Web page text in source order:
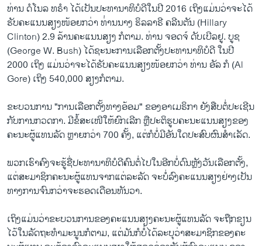
ທ່ານ ດໍໂນລ ທຣໍາ ໄດ້ເປັນປະທານາທິບໍດີໃນປີ 2016 ເຖິງແມ່ນວ່າຈະໄດ້
ຮັບຄະແນນສຽງໜ້ອຍກວ່າ ທ່່ານນາງ ຮິລລາຣີ ຄລີນຕັນ (Hillary
Clinton) 2.9 ລ້ານຄະແນນສຽງ ກໍຕາມ. ທ່ານ ຈອດຈ໌ ດັບເບີລຢູ. ບູຊ
(George W. Bush) ໄດ້ຊະນະການເລືອກຕັ້ງປະທານາທິບໍດີ ໃນປີ
2000 ເຖິງ ແມ່ນວ່າຈະໄດ້ຮັບຄະແນນສຽງໜ້ອຍກວ່າ ທ່ານ ອັລ ກໍ (Al
Gore) ເຖິງ 540,000 ສຽງກໍຕາມ.
ຂະບວນການ "ການເລືອກຕັ້ງທາງອ້ອມ" ຂອງອາເມຣິກາ ຍັງສືບຕໍ່ປະເຊີນ
ກັບການກວດກາ. ມີ​ຂໍ້ສະເໜີໃຫ້ຍົກເລີກ ຫຼືປະຕິຮູບຄະ​ນະ​ແນນ​ສຽງ​ຂອງ​
ຄະ​ນະ​ຜູ້​ແທນລັດ ຫຼາຍກວ່າ 700 ຄັ້ງ, ແຕ່​ກໍບໍ່​ມີອັນໃດປະສົບຜົນ​ສຳ​ເລັດ.
ພວກ​ເຮົາ​ຄົງ​ຈະ​ຮູ້​ຊື່​ປະ​ທາ​ນາ​ທິ​ບໍ​ດີ​ຄົນ​ຕໍ່​ໄປໃນ​ອີກບໍ່​ດົນ​ຫຼັງ​ວັນ​ເລືອກ​ຕັ້ງ,
ແຕ່ສະ​ມາ​ຊິກ​ຄະ​ນະ​ຜູ້​ແທນຈາກ​ແຕ່​ລະລັດ ຈະ​ບໍ່​ລົງ​ຄະ​ແນນ​ສຽງ​ຢ່າງ​ເປັນ​
ທາງ​ການ​ຈົນກວ່າຈະ​ຮອດ​ເດືອນ​ທັນ​ວາ.
ເຖິງແມ່ນວ່າຂະບວນການຂອງຄະ​ແນນ​ສຽງ​ຄະ​ນະ​ຜູ້​ແທນລັດ ຈະຖືກຂຽນ
ໄວ້ໃນລັດຖະທໍາມະນູນກໍ​ຕາມ, ແຕ່ມັນ​ກໍບໍ່ໄດ້ລະບຸວ່າ​ສະ​ມາ​ຊິກ​ຂອງ​ຄະ​